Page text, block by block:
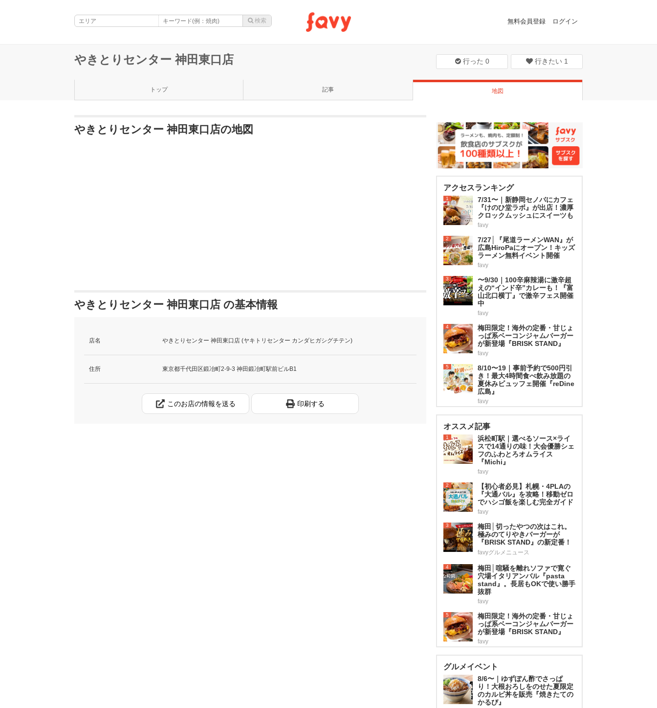
無料会員登録 ログイン
やきとりセンター 神田東口店 行った 0 行きたい 1
トップ 記事 地図
やきとりセンター 神田東口店の地図
やきとりセンター 神田東口店 の基本情報
店名 やきとりセンター 神田東口店 (ヤキトリセンター カンダヒガシグチテン)
住所 東京都千代田区鍛冶町2-9-3 神田鍛冶町駅前ビルB1
このお店の情報を送る 印刷する
アクセスランキング
1
7/31〜｜新静岡セノバにカフェ
『けのひ堂ラボ』が出店！濃厚
クロックムッシュにスイーツも
favy
2
7/27│『尾道ラーメンWAN』が
広島HiroPaにオープン！キッズ
ラーメン無料イベント開催
favy
3
〜9/30｜100辛麻辣湯に激辛超
えの“インド辛”カレーも！『富
山北口横丁』で激辛フェス開催
中
favy
4
梅田限定！海外の定番・甘じょ
っぱ系ベーコンジャムバーガー
が新登場『BRISK STAND』
favy
5
8/10〜19｜事前予約で500円引
き！最大4時間食べ飲み放題の
夏休みビュッフェ開催『reDine
広島』
favy
オススメ記事
1
浜松町駅｜選べるソース×ライ
スで14通りの味！大会優勝シェ
フのふわとろオムライス
『Michi』
favy
2
【初心者必見】札幌・4PLAの
『大通バル』を攻略！移動ゼロ
でハシゴ飯を楽しむ完全ガイド
favy
3
梅田│切ったやつの次はこれ。
極みのてりやきバーガーが
『BRISK STAND』の新定番！
favyグルメニュース
4
梅田│喧騒を離れソファで寛ぐ
穴場イタリアンバル『pasta
stand』。長居もOKで使い勝手
抜群
favy
5
梅田限定！海外の定番・甘じょ
っぱ系ベーコンジャムバーガー
が新登場『BRISK STAND』
favy
グルメイベント
8/6〜｜ゆずぽん酢でさっぱ
り！大根おろしをのせた夏限定
のカルビ丼を販売『焼きたての
かるび』